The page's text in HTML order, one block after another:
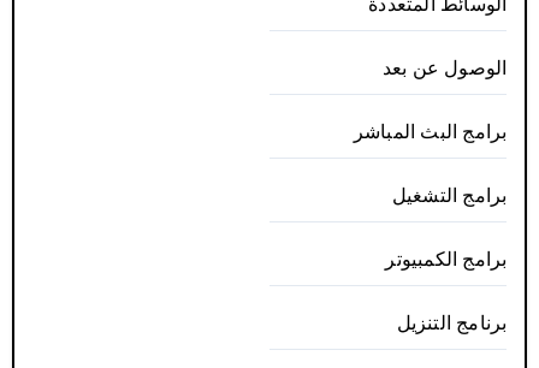
الوسائط المتعددة
الوصول عن بعد
برامج البث المباشر
برامج التشغيل
برامج الكمبيوتر
برنامج التنزيل